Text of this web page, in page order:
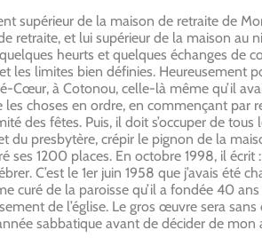
supérieur de la maison de retraite de
retraite, et lui supérieur de la maison au
heurts et quelques échanges de
les limites bien définies. Heureusement
Cœur, à Cotonou, celle-là même qu’il
choses en ordre, en commençant par
des fêtes. Puis, il doit s’occuper de
du presbytère, crépir le pignon de la
ses 1200 places. En octobre 1998, il
C’est le 1er juin 1958 que j’avais été
curé de la paroisse qu’il a fondée 40
de l’église. Le gros œuvre sera
sabbatique avant de décider de mon